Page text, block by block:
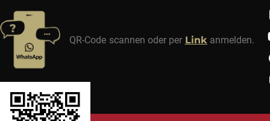
QR-Code scannen oder per Linkanmelden.